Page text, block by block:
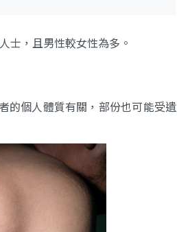
士，且男性較女性為多。
的個人體質有關，部份也可能受遺